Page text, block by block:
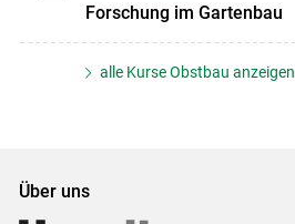
Forschung im Gartenbau
alle Kurse Obstbau anzeigen
Über uns